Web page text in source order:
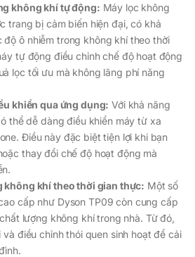
không khí tự động: Máy lọc không
trang bị cảm biến hiện đại, có khả
độ ô nhiễm trong không khí theo thời
tự động điều chỉnh chế độ hoạt động
lọc tối ưu mà không lãng phí năng
khiển qua ứng dụng: Với khả năng
thể dễ dàng điều khiển máy từ xa
Điều này đặc biệt tiện lợi khi bạn
thay đổi chế độ hoạt động mà
không khí theo thời gian thực: Một số
cấp như Dyson TP09 còn cung cấp
lượng không khí trong nhà. Từ đó,
điều chỉnh thói quen sinh hoạt để cải